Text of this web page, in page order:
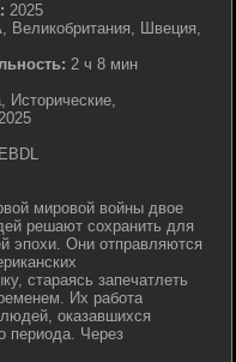
2025
Швеция,
2 ч 8 мин
Исторические,
мировой войны двое
решают сохранить для
эпохи. Они отправляются
стараясь запечатлеть
Их работа
оказавшихся
периода. Через